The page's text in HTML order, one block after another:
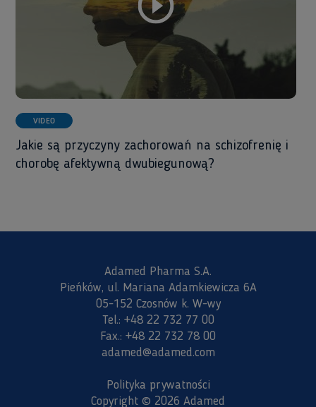
VIDEO
Jakie są przyczyny zachorowań na schizofrenię i
chorobę afektywną dwubiegunową?
Adamed Pharma S.A.
Pieńków, ul. Mariana Adamkiewicza 6A
05-152 Czosnów k. W-wy
Tel.: +48 22 732 77 00
Fax.: +48 22 732 78 00
adamed@adamed.com
Polityka prywatności
Copyright © 2026 Adamed